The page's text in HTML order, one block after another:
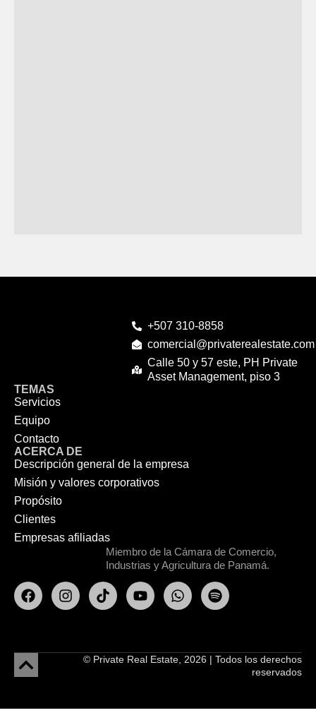
+507 310-8858
comercial@privaterealestate.com
Calle 50 y 57 este, PH Private
Asset Management, piso 3
TEMAS
Servicios
Equipo
Contacto
ACERCA DE
Descripción general de la empresa
Misión y valores corporativos
Propósito
Clientes
Empresas afiliadas
Miembro de la Cámara de Comercio,
Industrias y Agricultura de Panamá.
© Private Real Estate, 2026 | Todos los derechos
reservados